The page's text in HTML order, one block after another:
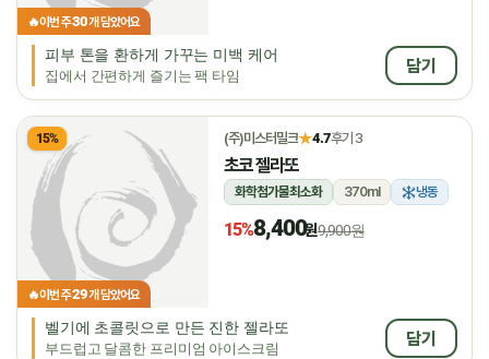
🔥이번 주30개 담았어요
피부 톤을 환하게 가꾸는 미백 케어
집에서 간편하게 즐기는 팩 타임
담기
15%
🔥이번 주29개 담았어요
(주)미스터밀크★4.7후기 3
초코 젤라또
화학첨가물최소화 370ml 냉동
15%8,400원9,900원
벨기에 초콜릿으로 만든 진한 젤라또
부드럽고 달콤한 프리미엄 아이스크림
담기